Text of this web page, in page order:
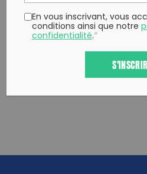
Copy to clipboard
En vous inscrivant, vous
conditions ainsi que notre
confidentialité.*